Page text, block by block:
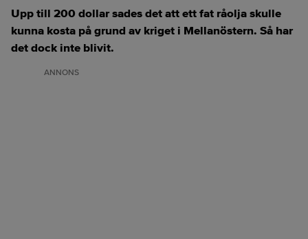
Upp till 200 dollar sades det att ett fat råolja skulle
kunna kosta på grund av kriget i Mellanöstern. Så har
det dock inte blivit.
ANNONS